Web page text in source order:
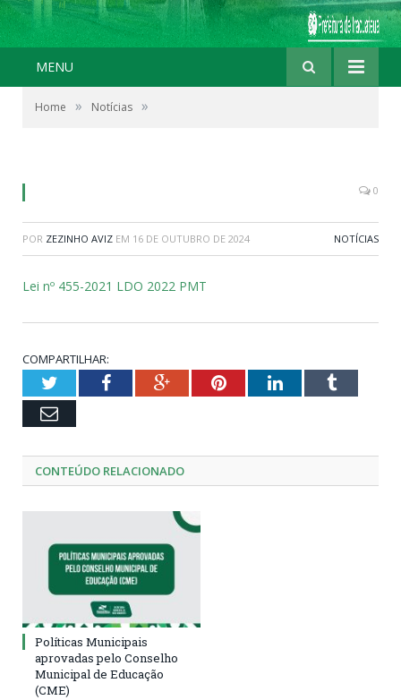
MENU
Home » Notícias »
0
POR ZEZINHO AVIZ EM 16 DE OUTUBRO DE 2024 NOTÍCIAS
Lei nº 455-2021 LDO 2022 PMT
COMPARTILHAR:
TwitterFacebookGoogle+PinterestLinkedInTumblr
Email
CONTEÚDO RELACIONADO
Políticas Municipais
aprovadas pelo Conselho
Municipal de Educação
(CME)